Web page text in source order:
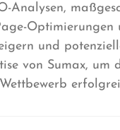
Analysen,
und
von Sumax, um